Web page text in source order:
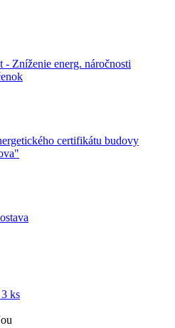
Zníženie energ. náročnosti
certifikátu budovy
ks